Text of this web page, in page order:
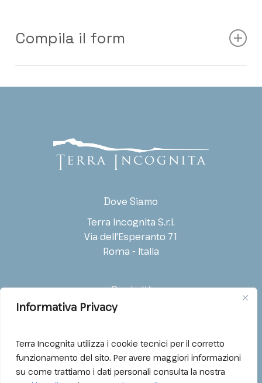
Informativa Privacy
Terra Incognita utilizza i cookie tecnici per il corretto
funzionamento del sito. Per avere maggiori informazioni
su come trattiamo i dati personali consulta la nostra
Compila il form
Società / Ente
*
o
m
a
t
Ruolo
Indirizzo E-mail* Telefono
Informazioni generali
Distribuzione internazionale
Festival / Selezione
Dove Siamo
Terra Incognita S.r.l.
Via dell'Esperanto 71
Roma - Italia
Contatti
T: (+39) 06.54221988